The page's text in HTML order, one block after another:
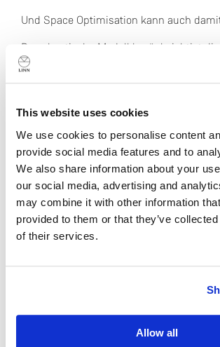
This website uses cookies
We use cookies to personalise content
provide social media features and to
We also share information about your
our social media, advertising and
may combine it with other information
provided to them or that they’ve
of their services.
Allow all
Nein
Und Space Optimisation kann auch
Das akustische Modell berücksichtigt die
gewählte Positionierung der
den Klang nach, den Sie gehört hätten,
Mikrofone verwenden, stellt Space
dass Sie hervorragenden Klang erhalten,
unabhängig davon, wo im Raum Sie
aufstellen wollen.
Und nicht nur das: Space Optimisation
schlechten Einflüsse des Raums, indem
sichergestellt, dass der Charakter Ihrer
Jeder ist Experte